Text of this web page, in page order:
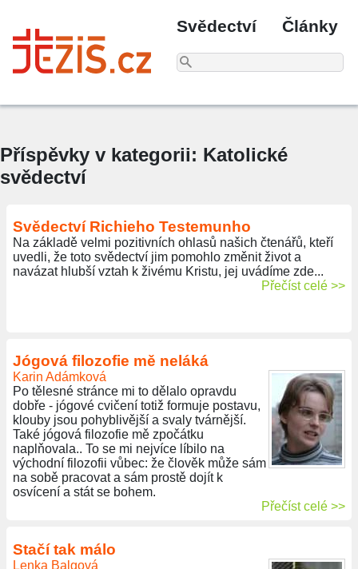
Svědectví Články
Příspěvky v kategorii: Katolické
svědectví
Svědectví Richieho Testemunho
Na základě velmi pozitivních ohlasů našich čtenářů, kteří
uvedli, že toto svědectví jim pomohlo změnit život a
navázat hlubší vztah k živému Kristu, jej uvádíme zde...
Přečíst celé >>
Jógová filozofie mě neláká
Karin Adámková
Po tělesné stránce mi to dělalo opravdu
dobře - jógové cvičení totiž formuje postavu,
klouby jsou pohyblivější a svaly tvárnější.
Také jógová filozofie mě zpočátku
naplňovala.. To se mi nejvíce líbilo na
východní filozofii vůbec: že člověk může sám
na sobě pracovat a sám prostě dojít k
osvícení a stát se bohem.
Přečíst celé >>
Stačí tak málo
Lenka Balgová